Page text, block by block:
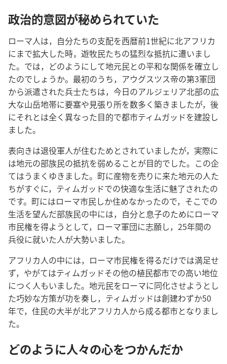
政治的意図が秘められていた
ローマ人は，自分たちの支配を西暦前1世紀に北アフリカ
にまで拡大した時，遊牧民たちの猛烈な抵抗に遭いまし
た。では，どのようにして地元民との平和な関係を確立し
たのでしょうか。最初のうち，アウグスツス帝の第3軍団
から派遣された兵士たちは，今日のアルジェリア北部の広
大な山岳地帯に要塞や見張り所を数多く築きましたが，後
にそれとは全く異なった目的で都市ティムガッドを建設し
ました。
表向きは退役軍人が住むためとされていましたが，実際に
は地元の部族民の抵抗を弱めることが目的でした。この企
てはうまくゆきました。町に産物を売りに来た地元の人た
ちがすぐに，ティムガッドでの快適な生活に魅了されたの
です。町にはローマ市民しか住めなかったので，そこでの
生活を望んだ部族民の中には，自分と息子のためにローマ
市民権を得ようとして，ローマ軍団に志願し，25年間の
兵役に就いた人が大勢いました。
アフリカ人の中には，ローマ市民権を得るだけでは満足せ
ず，やがてはティムガッドその他の植民都市での高い地位
につく人もいました。地元民をローマに同化させようとし
た巧妙な方策が功を奏し，ティムガッドは創建わずか50
年で，住民の大半が北アフリカ人から成る都市となりまし
た。
どのように人々の心をつかんだか